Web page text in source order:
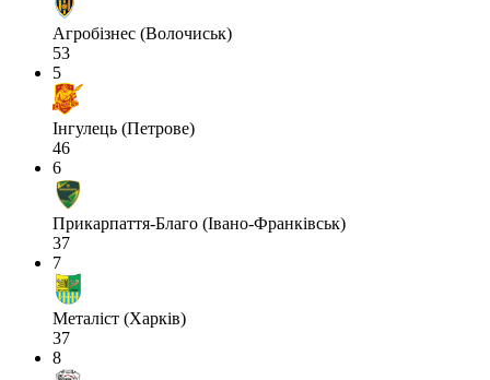
Агробізнес (Волочиськ)
53
5
Інгулець (Петрове)
46
6
Прикарпаття-Благо (Івано-Франківськ)
37
7
Металіст (Харків)
37
8